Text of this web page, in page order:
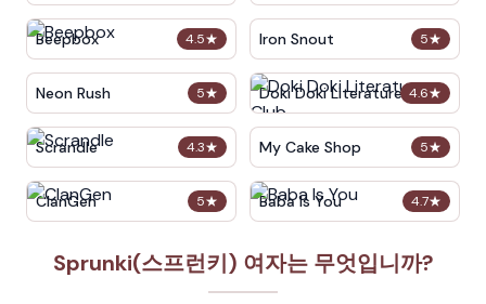
4.5★
Beepbox 5★
Iron Snout
5★
Neon Rush 4.6★
Doki Doki Literature Club
4.3★
Scrandle 5★
My Cake Shop
5★
ClanGen 4.7★
Baba Is You
Sprunki(스프런키) 여자는 무엇입니까?